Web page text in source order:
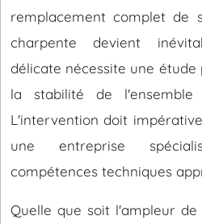
remplacement complet de
charpente devient
délicate nécessite une
la stabilité de l'ensemble
L'intervention doit
une entreprise
compétences techniques
Quelle que soit l'ampleur